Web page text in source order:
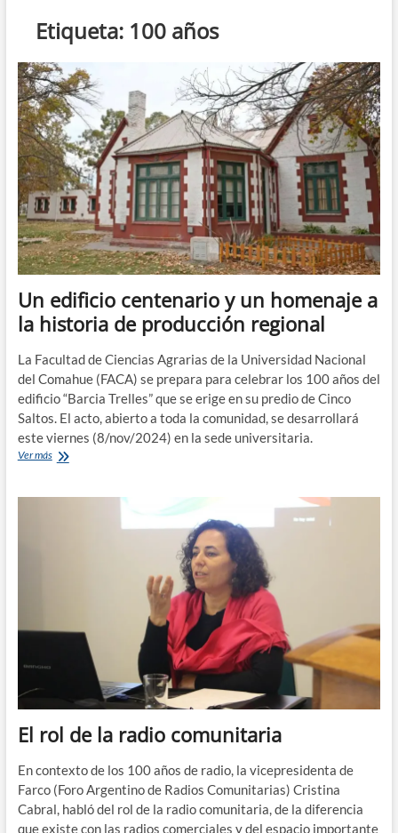
m
e
n
ú
Etiqueta: 100 años
Un edificio centenario y un homenaje a
la historia de producción regional
La Facultad de Ciencias Agrarias de la Universidad Nacional
del Comahue (FACA) se prepara para celebrar los 100 años del
edificio “Barcia Trelles” que se erige en su predio de Cinco
Saltos. El acto, abierto a toda la comunidad, se desarrollará
este viernes (8/nov/2024) en la sede universitaria.
Ver másUn
regional
El rol de la radio comunitaria
En contexto de los 100 años de radio, la vicepresidenta de
Farco (Foro Argentino de Radios Comunitarias) Cristina
Cabral, habló del rol de la radio comunitaria, de la diferencia
que existe con las radios comerciales y del espacio importante